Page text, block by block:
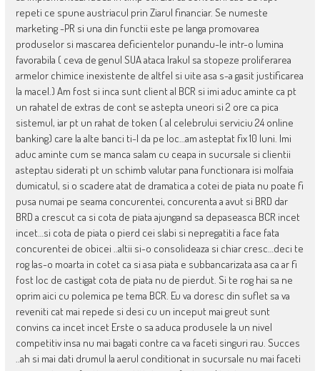
repeti ce spune austriacul prin Ziarul financiar. Se numeste
marketing -PR si una din functii este pe langa promovarea
produselor si mascarea deficientelor punandu-le intr-o lumina
favorabila ( ceva de genul SUA ataca Irakul sa stopeze proliferarea
armelor chimice inexistente de altfel si uite asa s-a gasit justificarea
la macel.) Am fost si inca sunt client al BCR si imi aduc aminte ca pt
un rahatel de extras de cont se astepta uneori si 2 ore ca pica
sistemul, iar pt un rahat de token ( al celebrului serviciu 24 online
banking) care la alte banci ti-l da pe loc…am asteptat fix 10 luni. Imi
aduc aminte cum se manca salam cu ceapa in sucursale si clientii
asteptau siderati pt un schimb valutar pana functionara isi molfaia
dumicatul, si o scadere atat de dramatica a cotei de piata nu poate fi
pusa numai pe seama concurentei, concurenta a avut si BRD dar
BRD a crescut ca si cota de piata ajungand sa depaseasca BCR incet
incet…si cota de piata o pierd cei slabi si nepregatiti a face fata
concurentei de obicei ..altii si-o consolideaza si chiar cresc…deci te
rog las-o moarta in cotet ca si asa piata e subbancarizata asa ca ar fi
fost loc de castigat cota de piata nu de pierdut. Si te rog hai sa ne
oprim aici cu polemica pe tema BCR. Eu va doresc din suflet sa va
reveniti cat mai repede si desi cu un inceput mai greut sunt
convins ca incet incet Erste o sa aduca produsele la un nivel
competitiv insa nu mai bagati contre ca va faceti singuri rau. Succes
..ah si mai dati drumul la aerul conditionat in sucursale nu mai faceti